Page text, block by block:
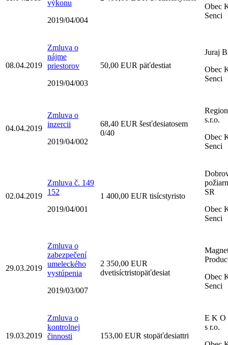
výkonu
2019/04/004
Obec
Senci
08.04.2019
Zmluva o
nájme
priestorov
2019/04/003
50,00 EUR päťdestiat
Juraj
Obec
Senci
04.04.2019
Zmluva o
inzercii
2019/04/002
68,40 EUR šesťdesiatosem
0/40
s.r.o.
Obec
Senci
02.04.2019
Zmluva č. 149
152
2019/04/001
1 400,00 EUR tisícstyristo
SR
Obec
Senci
29.03.2019
Zmluva o
zabezpečení
umeleckého
vystúpenia
2019/03/007
2 350,00 EUR
dvetisíctristopäťdesiat
Obec
Senci
19.03.2019
Zmluva o
kontrolnej
činnosti
153,00 EUR stopäťdesiattri
E K O
s r.o.